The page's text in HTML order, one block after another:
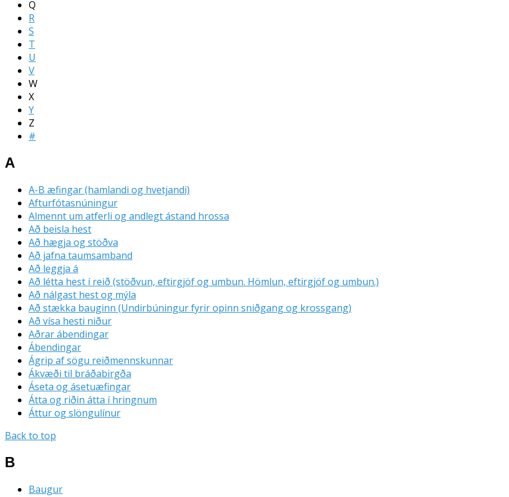
Q
R
S
T
U
V
W
X
Y
Z
#
A
A-B æfingar (hamlandi og hvetjandi)
Afturfótasnúningur
Almennt um atferli og andlegt ástand hrossa
Að beisla hest
Að hægja og stöðva
Að jafna taumsamband
Að leggja á
Að létta hest í reið (stöðvun, eftirgjöf og umbun. Hömlun, eftirgjöf og umbun.)
Að nálgast hest og mýla
Að stækka bauginn (Undirbúningur fyrir opinn sniðgang og krossgang)
Að vísa hesti niður
Aðrar ábendingar
Ábendingar
Ágrip af sögu reiðmennskunnar
Ákvæði til bráðabirgða
Áseta og ásetuæfingar
Átta og riðin átta í hringnum
Áttur og slöngulínur
Back to top
B
Baugur